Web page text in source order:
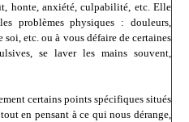
honte, anxiété, culpabilité, etc. Elle
problèmes physiques : douleurs,
soi, etc. ou à vous défaire de certaines
se laver les mains souvent,
certains points spécifiques situés
en pensant à ce qui nous dérange,